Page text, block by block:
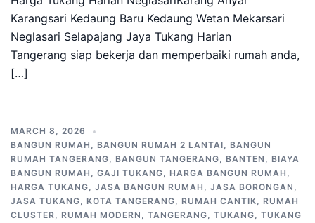
Karangsari Kedaung Baru Kedaung Wetan Mekarsari
Neglasari Selapajang Jaya Tukang Harian
Tangerang siap bekerja dan memperbaiki rumah anda,
[…]
MARCH 8, 2026
BANGUN RUMAH , BANGUN RUMAH 2 LANTAI, BANGUN
RUMAH TANGERANG, BANGUN TANGERANG, BANTEN , BIAYA
BANGUN RUMAH , GAJI TUKANG, HARGA BANGUN RUMAH ,
HARGA TUKANG, JASA BANGUN RUMAH , JASA BORONGAN ,
JASA TUKANG, KOTA TANGERANG, RUMAH CANTIK, RUMAH
CLUSTER, RUMAH MODERN , TANGERANG, TUKANG, TUKANG